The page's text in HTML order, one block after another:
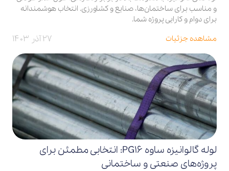
و مناسب برای ساختمان‌ها، صنایع و کشاورزی. انتخاب هوشمندانه
برای دوام و کارایی پروژه شما.
مشاهده جزئیات
۲۷ آذر ۱۴۰۳
لوله گالوانیزه ساوه PG16: انتخابی مطمئن برای
پروژه‌های صنعتی و ساختمانی